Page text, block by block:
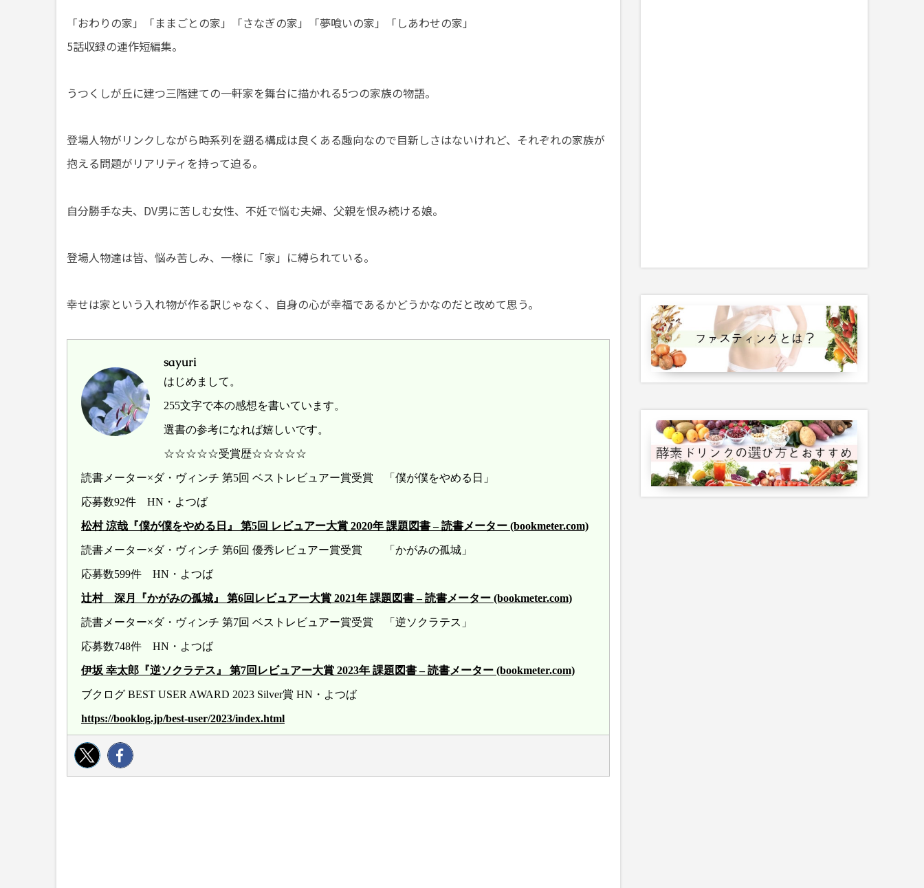
「おわりの家」「ままごとの家」「さなぎの家」「夢喰いの家」「しあわせの家」
5話収録の連作短編集。
うつくしが丘に建つ三階建ての一軒家を舞台に描かれる5つの家族の物語。
登場人物がリンクしながら時系列を遡る構成は良くある趣向なので目新しさはないけれど、それぞれの家族が
抱える問題がリアリティを持って迫る。
自分勝手な夫、DV男に苦しむ女性、不妊で悩む夫婦、父親を恨み続ける娘。
登場人物達は皆、悩み苦しみ、一様に「家」に縛られている。
幸せは家という入れ物が作る訳じゃなく、自身の心が幸福であるかどうかなのだと改めて思う。
sayuri
はじめまして。
255文字で本の感想を書いています。
選書の参考になれば嬉しいです。
☆☆☆☆☆受賞歴☆☆☆☆☆
読書メーター×ダ・ヴィンチ 第5回 ベストレビュアー賞受賞 「僕が僕をやめる日」
応募数92件 HN・よつば
松村 涼哉『僕が僕をやめる日』 第5回 レビュアー大賞 2020年 課題図書 – 読書メーター (bookmeter.com)
読書メーター×ダ・ヴィンチ 第6回 優秀レビュアー賞受賞 「かがみの孤城」
応募数599件 HN・よつば
辻村 深月『かがみの孤城』 第6回レビュアー大賞 2021年 課題図書 – 読書メーター (bookmeter.com)
読書メーター×ダ・ヴィンチ 第7回 ベストレビュアー賞受賞 「逆ソクラテス」
応募数748件 HN・よつば
伊坂 幸太郎『逆ソクラテス』 第7回レビュアー大賞 2023年 課題図書 – 読書メーター (bookmeter.com)
ブクログ BEST USER AWARD 2023 Silver賞 HN・よつば
https://booklog.jp/best-user/2023/index.html